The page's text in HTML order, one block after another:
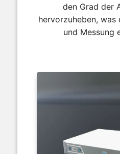
den Grad der
hervorzuheben, was
und Messung